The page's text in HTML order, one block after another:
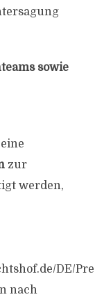
sowie
zur
werden,
DE/
nach